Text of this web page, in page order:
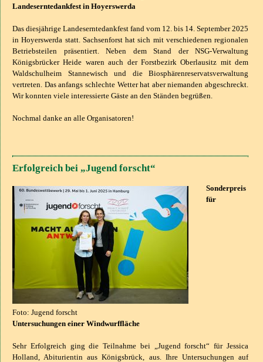
Landeserntedankfest in Hoyerswerda
Das diesjährige Landeserntedankfest fand vom 12. bis 14. September 2025
in Hoyerswerda statt. Sachsenforst hat sich mit verschiedenen regionalen
Betriebsteilen präsentiert. Neben dem Stand der NSG-Verwaltung
Königsbrücker Heide waren auch der Forstbezirk Oberlausitz mit dem
Waldschulheim Stannewisch und die Biosphärenreservatsverwaltung
vertreten. Das anfangs schlechte Wetter hat aber niemanden abgeschreckt.
Wir konnten viele interessierte Gäste an den Ständen begrüßen.
Nochmal danke an alle Organisatoren!
Erfolgreich bei „Jugend forscht“
Foto: Jugend forscht
Sonderpreis
für
Untersuchungen einer Windwurffläche
Sehr Erfolgreich ging die Teilnahme bei „Jugend forscht“ für Jessica
Holland, Abiturientin aus Königsbrück, aus. Ihre Untersuchungen auf